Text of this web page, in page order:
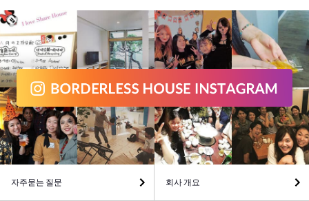
자주묻는 질문 회사 개요